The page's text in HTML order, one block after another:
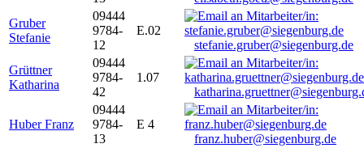
Gruber
Stefanie
09444
9784-
12
E.02
stefanie.gruber@siegenburg.de
Grüttner
Katharina
09444
9784-
42
1.07
Huber Franz
09444
9784-
13
E 4
franz.huber@siegenburg.de